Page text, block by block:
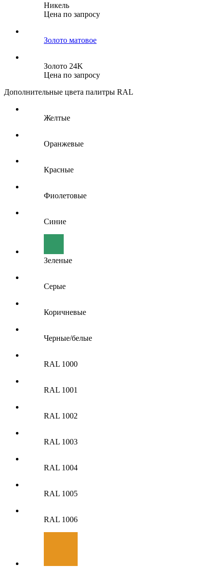
Никель
Цена по запросу
Золото матовое
Золото 24K
Цена по запросу
Дополнительные цвета палитры RAL
Желтые
Оранжевые
Красные
Фиолетовые
Синие
Зеленые
Серые
Коричневые
Черные/белые
RAL 1000
RAL 1001
RAL 1002
RAL 1003
RAL 1004
RAL 1005
RAL 1006